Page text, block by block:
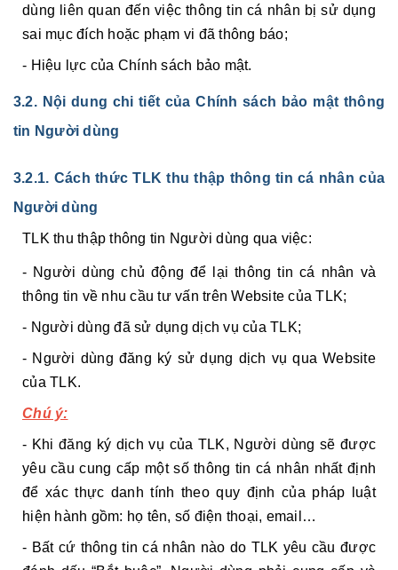
dùng liên quan đến việc thông tin cá nhân bị sử dụng
sai mục đích hoặc phạm vi đã thông báo;
- Hiệu lực của Chính sách bảo mật.
3.2. Nội dung chi tiết của Chính sách bảo mật thông
tin Người dùng
3.2.1. Cách thức TLK thu thập thông tin cá nhân của
Người dùng
TLK thu thập thông tin Người dùng qua việc:
- Người dùng chủ động để lại thông tin cá nhân và
thông tin về nhu cầu tư vấn trên Website của TLK;
- Người dùng đã sử dụng dịch vụ của TLK;
- Người dùng đăng ký sử dụng dịch vụ qua Website
của TLK.
Chú ý:
- Khi đăng ký dịch vụ của TLK, Người dùng sẽ được
yêu cầu cung cấp một số thông tin cá nhân nhất định
để xác thực danh tính theo quy định của pháp luật
hiện hành gồm: họ tên, số điện thoại, email…
- Bất cứ thông tin cá nhân nào do TLK yêu cầu được